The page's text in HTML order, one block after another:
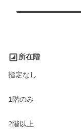
所在階
指定なし
1階のみ
2階以上